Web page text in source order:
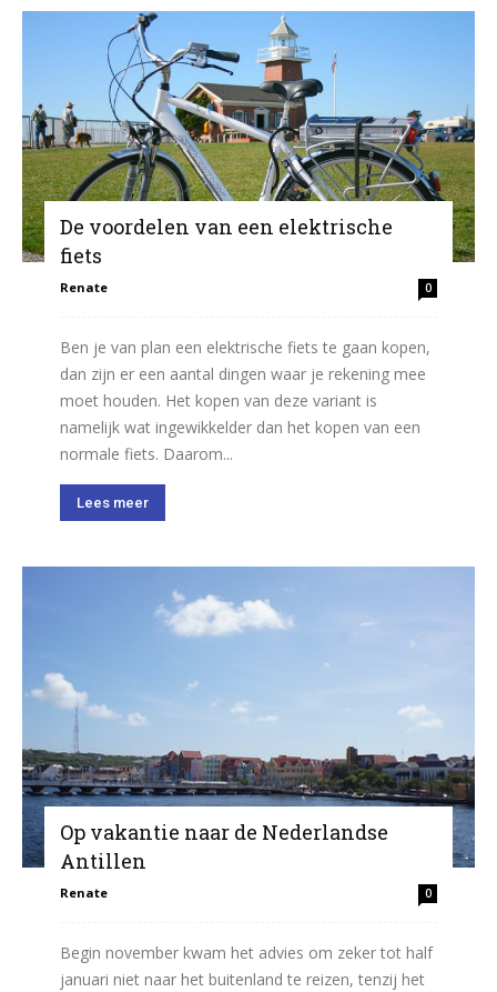
De voordelen van een elektrische
fiets
Renate 0
Ben je van plan een elektrische fiets te gaan kopen,
dan zijn er een aantal dingen waar je rekening mee
moet houden. Het kopen van deze variant is
namelijk wat ingewikkelder dan het kopen van een
normale fiets. Daarom...
Lees meer
Op vakantie naar de Nederlandse
Antillen
Renate 0
Begin november kwam het advies om zeker tot half
januari niet naar het buitenland te reizen, tenzij het